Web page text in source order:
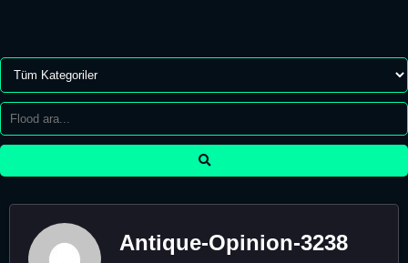
Antique-Opinion-3238